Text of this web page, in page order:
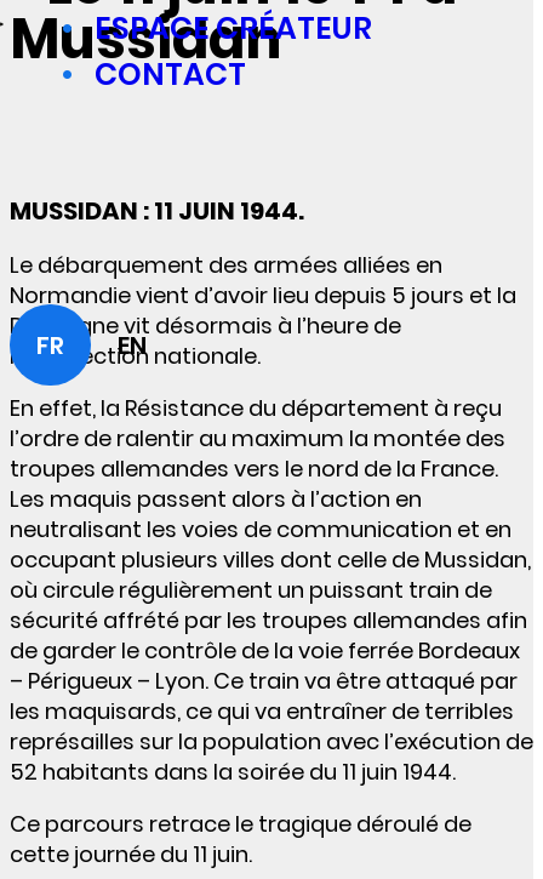
ESPACE CRÉATEUR
CONTACT
FR EN
Mussidan
MUSSIDAN : 11 JUIN 1944.
Le débarquement des armées alliées en
Normandie vient d’avoir lieu depuis 5 jours et la
Dordogne vit désormais à l’heure de
l’insurrection nationale.
En effet, la Résistance du département à reçu
l’ordre de ralentir au maximum la montée des
troupes allemandes vers le nord de la France.
Les maquis passent alors à l’action en
neutralisant les voies de communication et en
occupant plusieurs villes dont celle de Mussidan,
où circule régulièrement un puissant train de
sécurité affrété par les troupes allemandes afin
de garder le contrôle de la voie ferrée Bordeaux
– Périgueux – Lyon. Ce train va être attaqué par
les maquisards, ce qui va entraîner de terribles
représailles sur la population avec l’exécution de
52 habitants dans la soirée du 11 juin 1944.
Ce parcours retrace le tragique déroulé de
cette journée du 11 juin.